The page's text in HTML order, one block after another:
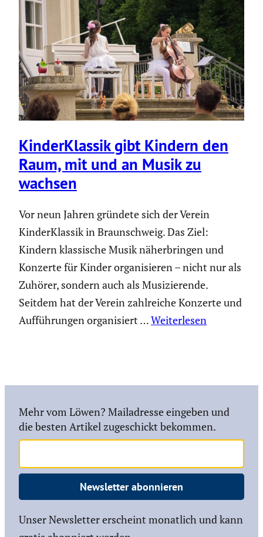
Kinder­Klassik gibt Kindern den
Raum, mit und an Musik zu
wachsen
Vor neun Jahren gründete sich der Verein
KinderKlassik in Braunschweig. Das Ziel:
Kindern klassische Musik näherbringen und
Konzerte für Kinder organisieren – nicht nur als
Zuhörer, sondern auch als Musizierende.
Seitdem hat der Verein zahlreiche Konzerte und
Aufführungen organisiert …Weiterlesen
Mehr vom Löwen? Mailadresse eingeben und
die besten Artikel zugeschickt bekommen.
Newsletter abonnieren
Unser Newsletter erscheint monatlich und kann